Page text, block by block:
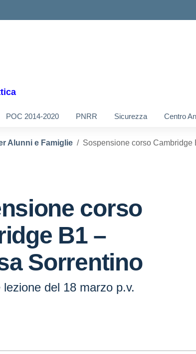
POC 2014-2020 PNRR Sicurezza Centro
Alunni e Famiglie Sospensione corso Cambridge
corso
B1 –
Sorrentino
del 18 marzo p.v.